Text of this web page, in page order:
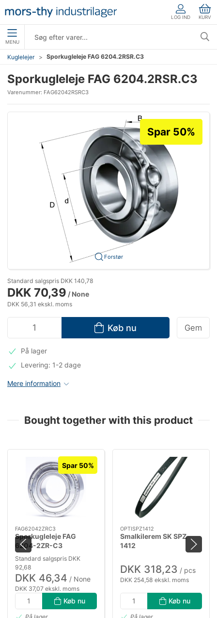
LOG IND KURV
MENU
Kuglelejer Sporkugleleje FAG 6204.2RSR.C3
Sporkugleleje FAG 6204.2RSR.C3
Varenummer: FAG62042RSRC3
Forstør
Spar 50%
Standard salgspris DKK 140,78
DKK 70,39 / None
DKK 56,31 ekskl. moms
Køb nu Gem
På lager
Levering: 1-2 dage
Mere information
Bought together with this product
Spar 50%
FAG62042ZRC3
Sporkugleleje FAG
6204-2ZR-C3
Standard salgspris DKK
92,68
DKK 46,34 / None
DKK 37,07 ekskl. moms
Køb nu
OPTISPZ1412
Smalkilerem SK SPZ
1412
DKK 318,23 / pcs
DKK 254,58 ekskl. moms
Køb nu